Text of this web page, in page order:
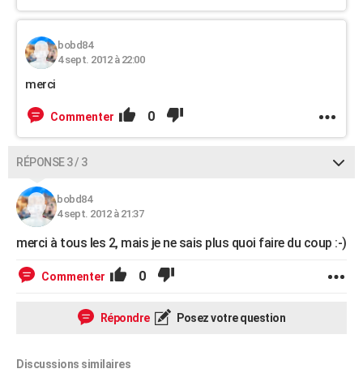
bobd84
4 sept. 2012 à 22:00
merci
Commenter 0
RÉPONSE 3 / 3
bobd84
4 sept. 2012 à 21:37
merci à tous les 2, mais je ne sais plus quoi faire du coup :-)
Commenter 0
Répondre Posez votre question
Discussions similaires